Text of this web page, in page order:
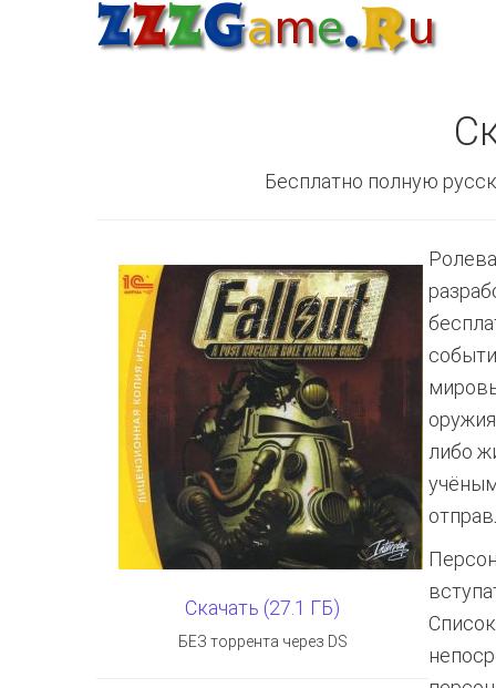
Бесплатно полную
Скачать (27.1 ГБ)
БЕЗ торрента через DS
либо